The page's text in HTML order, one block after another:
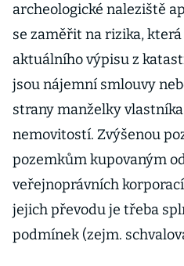
archeologické naleziště
se zaměřit na rizika,
aktuálního výpisu z
jsou nájemní smlouvy
strany manželky
nemovitostí. Zvýšenou
pozemkům kupovaným
veřejnoprávních
jejich převodu je třeba
podmínek (zejm.